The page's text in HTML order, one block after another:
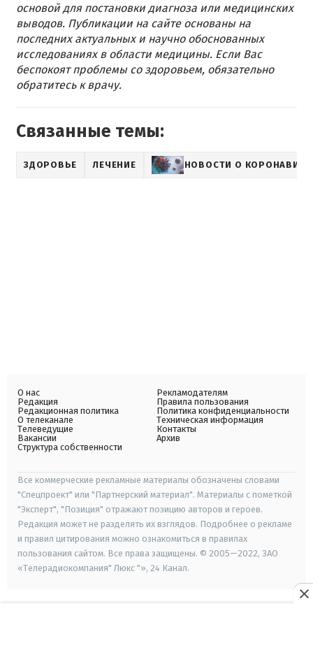
основой для постановки диагноза или медицинских
выводов. Публикации на сайте основаны на
последних актуальных и научно обоснованных
исследованиях в области медицины. Если Вас
беспокоят проблемы со здоровьем, обязательно
обратитесь к врачу.
Связанные темы:
ЗДОРОВЬЕ ЛЕЧЕНИЕ НОВОСТИ О
О нас
Редакция
Редакционная политика
О телеканале
Телеведущие
Вакансии
Структура собственности
Рекламодателям
Правила пользования
Политика конфиденциальности
Техническая информация
Контакты
Архив
Все коммерческие рекламные материалы обозначены словами
"Спецпроект" или "Партнерский материал". Материалы с пометкой
"Эксперт", "Позиция" отражают позицию авторов и героев.
Редакция может не разделять их взглядов. Подробнее о рекламе
и правил цитирования можно ознакомиться в правилах
пользования сайтом. Все права защищены. © 2005—2022, ЗАО
«Телерадиокомпания" Люкс "», 24 Канал.